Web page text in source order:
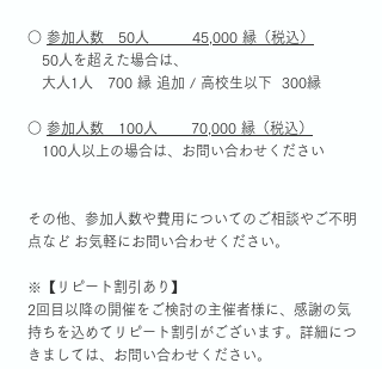
○ 参加人数 50人 45,000 縁（税込）
50人を超えた場合は、
大人1人 700 縁 追加 / 高校生以下 300縁
○ 参加人数 100人 70,000 縁（税込）
100人以上の場合は、お問い合わせください
その他、参加人数や費用についてのご相談やご不明
点など お気軽にお問い合わせください。
※【リピート割引あり】
2回目以降の開催をご検討の主催者様に、感謝の気
持ちを込めてリピート割引がございます。詳細につ
きましては、お問い合わせください。